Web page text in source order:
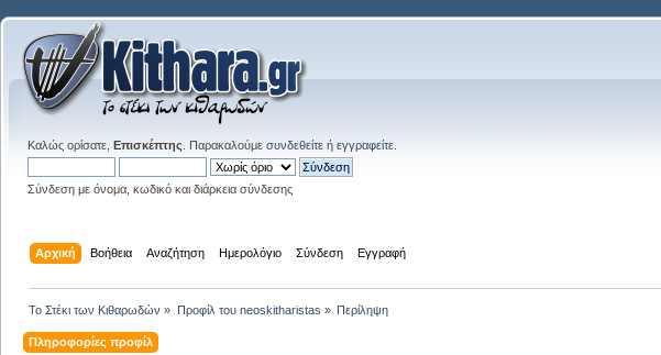
Καλώς ορίσατε, Επισκέπτης . Παρακαλούμε συνδεθείτε ή εγγραφείτε
Σύνδεση με όνομα, κωδικό και διάρκεια σύνδεσης
Αρχική Βοήθεια Αναζήτηση Ημερολόγιο Σύνδεση Εγγραφή
Το Στέκι των Κιθαρωδών » Προφίλ του neoskitharistas » Περίληψη
Πληροφορίες προφίλ